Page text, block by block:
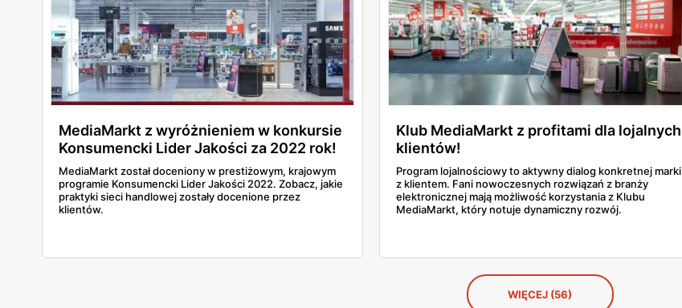
MediaMarkt z wyróżnieniem w konkursie
Konsumencki Lider Jakości za 2022 rok!
MediaMarkt został doceniony w prestiżowym, krajowym
programie Konsumencki Lider Jakości 2022. Zobacz, jakie
praktyki sieci handlowej zostały docenione przez
klientów.
Klub MediaMarkt z profitami dla lojalnych
klientów!
Program lojalnościowy to aktywny dialog konkretnej marki
z klientem. Fani nowoczesnych rozwiązań z branży
elektronicznej mają możliwość korzystania z Klubu
MediaMarkt, który notuje dynamiczny rozwój.
WIĘCEJ (56)